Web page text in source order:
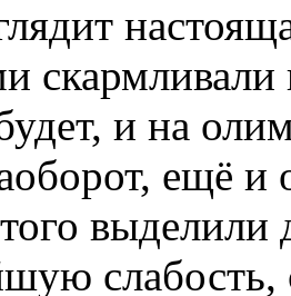
и на
ещё
слабость,